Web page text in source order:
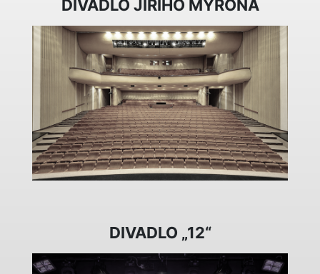
DIVADLO JIŘÍHO MYRONA
DIVADLO „12“